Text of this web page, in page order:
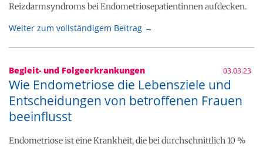
Reizdarmsyndroms bei Endometriosepatientinnen aufdecken.
Weiter zum vollständigem Beitrag →
Begleit- und Folgeerkrankungen 03.03.23
Wie Endometriose die Lebensziele und
Entscheidungen von betroffenen Frauen
beeinflusst
Endometriose ist eine Krankheit, die bei durchschnittlich 10 %